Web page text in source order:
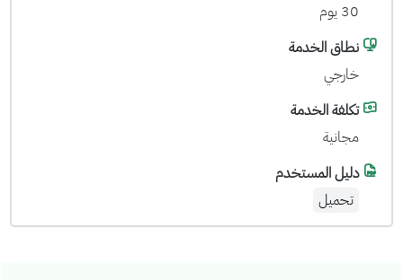
30 يوم
نطاق الخدمة
خارجي
تكلفة الخدمة
مجانية
دليل المستخدم
تحميل